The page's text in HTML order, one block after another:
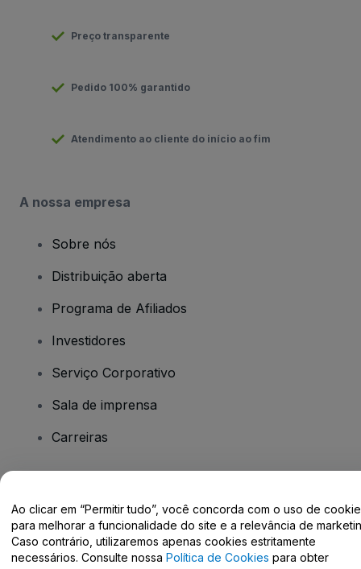
Preço transparente
Pedido 100% garantido
Atendimento ao cliente do início ao fim
A nossa empresa
Sobre nós
Distribuição aberta
Programa de Afiliados
Investidores
Serviço Corporativo
Sala de imprensa
Carreiras
Centro de Ajuda / Fale Conosco
Ao clicar em “Permitir tudo”, você concorda com o uso de
para melhorar a funcionalidade do site e a relevância de
Caso contrário, utilizaremos apenas cookies estritamente
necessários. Consulte nossa Política de Cookies para obter